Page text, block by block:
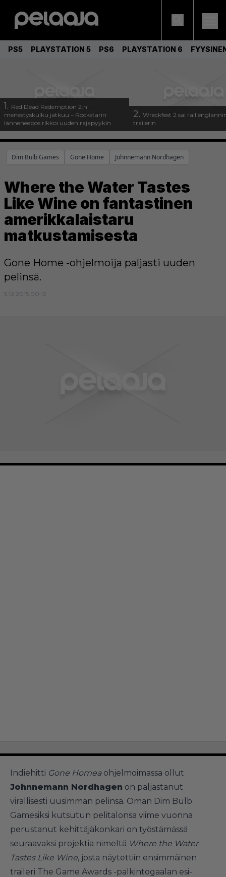
PS5 PLAYSTATION 5 PS6 PLAYSTATION 6
1. Red Dead Redemption 2:n
menestyskulku jatkuu – Rockstarin
länneneepos rikkoi uuden rajapyykin
2. Wreckfest 2 sai
trailerin
Dim Bulb Games Gone Home Johnnemann Nordhagen
Where the Water Tastes
Like Wine on fantastinen
amerikkalaistaru
matkustamisesta
Gone Home -ohjelmoija paljasti uuden
pelinsä.
5.12.2015 00:12
Indiehitti Gone Homeaohjelmoimassa ollut
Johnnemann Nordhagen on paljastanut
virallisesti uusimman pelinsä. Oman Dim Bulb
Gamesiksi kutsutun pelitalonsa viime vuonna
perustanut kehittäjäkonkari on työstämässä
seuraavaksi projektia nimeltä Where the Water
Tastes Like Wine, josta näytettiin ensimmäinen
traileri The Game Awards -palkintogaalan esi-